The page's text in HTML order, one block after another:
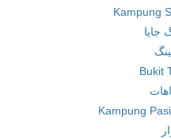
Kampung
جایا
Bukit
Kampung